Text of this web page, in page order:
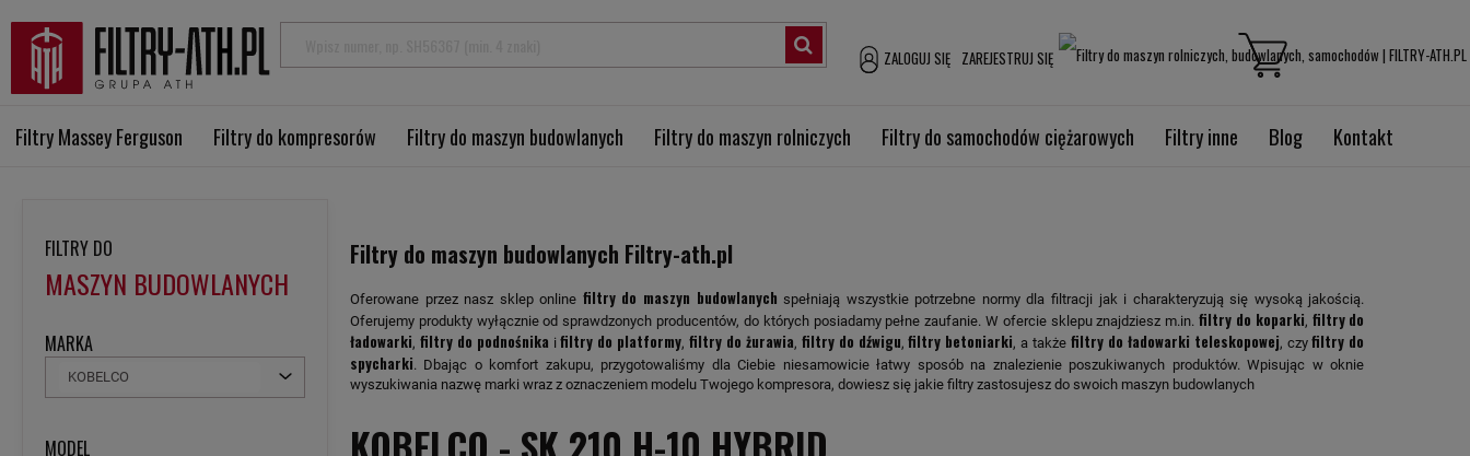
ZAREJESTRUJ SIĘ
ZALOGUJ SIĘ
Filtry Massey Ferguson Filtry do kompresorów Filtry do maszyn budowlanych Filtry do maszyn rolniczych Filtry do samochodów ciężarowych Filtry inne Blog Kontakt
FILTRY DO
MASZYN BUDOWLANYCH
MARKA
KOBELCO
MODEL
Filtry do maszyn budowlanych Filtry-ath.pl
Oferowane przez nasz sklep online filtry do maszyn budowlanych spełniają wszystkie potrzebne normy dla filtracji jak i charakteryzują się wysoką jakością.
Oferujemy produkty wyłącznie od sprawdzonych producentów, do których posiadamy pełne zaufanie. W ofercie sklepu znajdziesz m.in.filtry do koparki, filtry do
ładowarki, filtry do podnośnika ifiltry do platformy,filtry do żurawia, filtry do dźwigu,filtry betoniarki, a takżefiltry do ładowarki teleskopowej, czyfiltry do
spycharki. Dbając o komfort zakupu, przygotowaliśmy dla Ciebie niesamowicie łatwy sposób na znalezienie poszukiwanych produktów. Wpisując w oknie
wyszukiwania nazwę marki wraz z oznaczeniem modelu Twojego kompresora, dowiesz się jakie filtry zastosujesz do swoich maszyn budowlanych